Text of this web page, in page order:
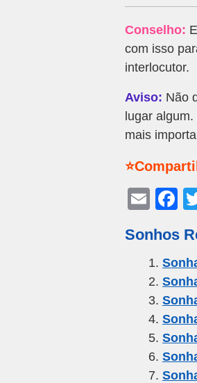
Conselho:
com isso
interlocutor.
Aviso: Não
lugar
mais
E
ail
F
c
e
b
o
o
k
Sonhos